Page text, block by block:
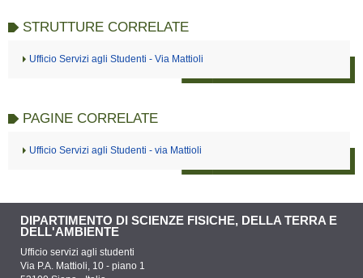
STRUTTURE CORRELATE
Ufficio Servizi agli Studenti - Via Mattioli
PAGINE CORRELATE
Ufficio Servizi agli Studenti - via Mattioli
DIPARTIMENTO DI SCIENZE FISICHE, DELLA TERRA E
DELL'AMBIENTE
Ufficio servizi agli studenti
Via P.A. Mattioli, 10 - piano 1